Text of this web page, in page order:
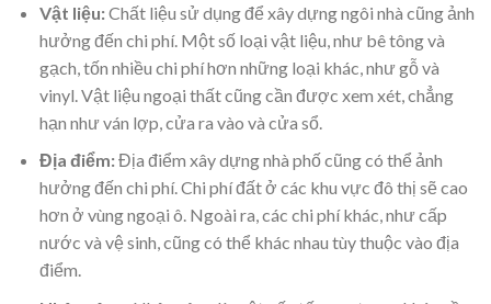
Vật liệu:Chất liệu sử dụng để xây dựng ngôi nhà cũng ảnh
hưởng đến chi phí. Một số loại vật liệu, như bê tông và
gạch, tốn nhiều chi phí hơn những loại khác, như gỗ và
vinyl. Vật liệu ngoại thất cũng cần được xem xét, chẳng
hạn như ván lợp, cửa ra vào và cửa sổ.
Địa điểm:Địa điểm xây dựng nhà phố cũng có thể ảnh
hưởng đến chi phí. Chi phí đất ở các khu vực đô thị sẽ cao
hơn ở vùng ngoại ô. Ngoài ra, các chi phí khác, như cấp
nước và vệ sinh, cũng có thể khác nhau tùy thuộc vào địa
điểm.